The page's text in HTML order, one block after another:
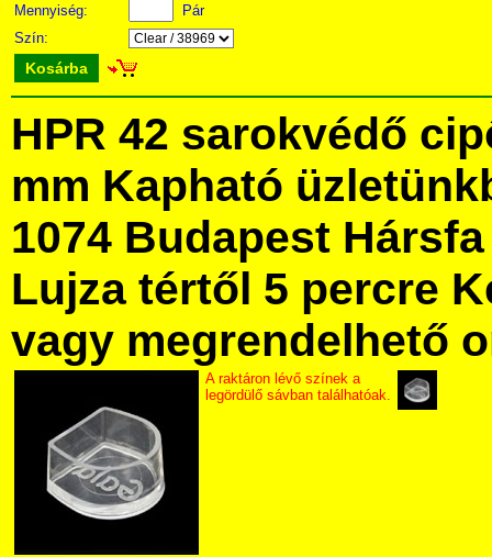
Mennyiség:
Pár
Szín:
Kosárba
HPR 42 sarokvédő
mm Kapható
1074 Budapest
Lujza tértől 5 percre
vagy megrendelhető
A raktáron lévő színek a
legördülő sávban találhatóak.